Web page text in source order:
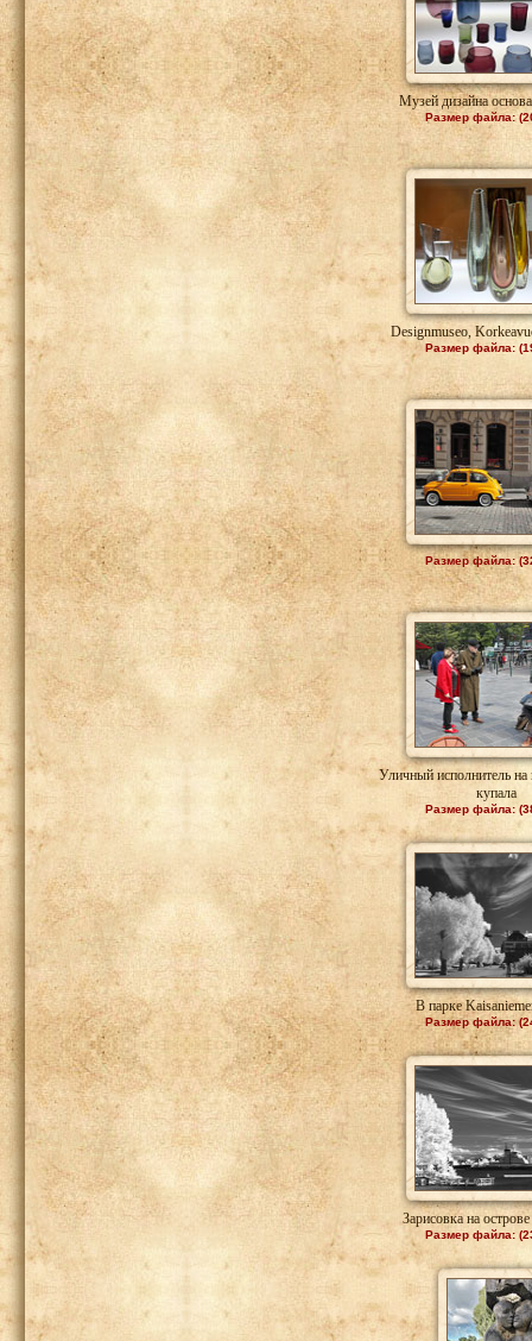
Музей дизайна
Размер файла:
Designmuseo,
Размер файла:
Размер файла:
Уличный исполнитель на
купала
Размер файла:
В парке
Размер файла:
Зарисовка на
Размер файла: